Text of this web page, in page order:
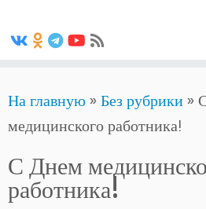
to
content
На главную»Без рубрики»
медицинского работника!
С Днем
работника!